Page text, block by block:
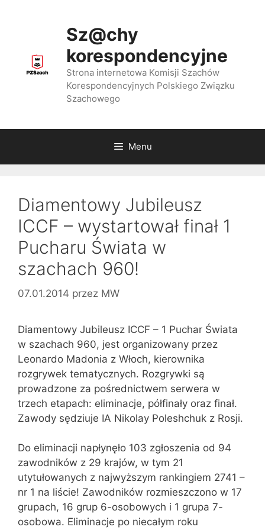
Sz@chy
korespondencyjne
Strona internetowa Komisji Szachów
Korespondencyjnych Polskiego Związku
Szachowego
Menu
Diamentowy Jubileusz
ICCF – wystartował finał 1
Pucharu Świata w
szachach 960!
07.01.2014 przez MW
Diamentowy Jubileusz ICCF – 1 Puchar Świata
w szachach 960, jest organizowany przez
Leonardo Madonia z Włoch, kierownika
rozgrywek tematycznych. Rozgrywki są
prowadzone za pośrednictwem serwera w
trzech etapach: eliminacje, półfinały oraz finał.
Zawody sędziuje IA Nikolay Poleshchuk z Rosji.
Do eliminacji napłynęło 103 zgłoszenia od 94
zawodników z 29 krajów, w tym 21
utytułowanych z najwyższym rankingiem 2741 –
nr 1 na liście! Zawodników rozmieszczono w 17
grupach, 16 grup 6-osobowych i 1 grupa 7-
osobowa. Eliminacje po niecałym roku